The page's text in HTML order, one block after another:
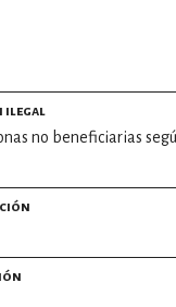
ilegal
no beneficiarias